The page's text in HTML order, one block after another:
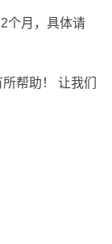
个月，具体请
帮助！ 让我们